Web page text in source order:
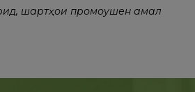
шартҳои промоушен амал